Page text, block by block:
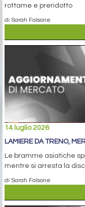
rottame e preridotto
di Sarah Falsone
14 luglio 2026
LAMIERE DA TRENO,
Le bramme asiatiche
mentre si arresta la
di Sarah Falsone